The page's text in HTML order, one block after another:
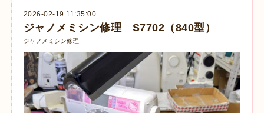
2026-02-19 11:35:00
ジャノメミシン修理 S7702（840型）
ジャノメミシン修理